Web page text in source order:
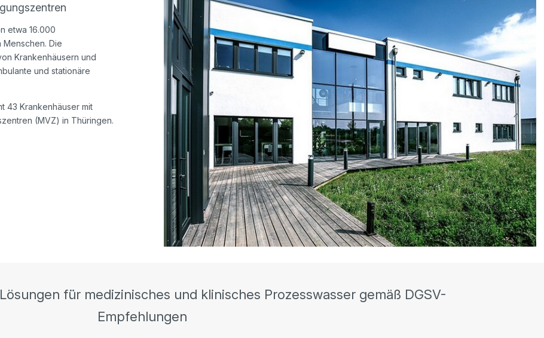
etwa 16.000
Die
Krankenhäusern und
und stationäre
43 Krankenhäuser mit
(MVZ) in Thüringen.
für medizinisches und klinisches Prozesswasser gemäß DGSV-
Empfehlungen